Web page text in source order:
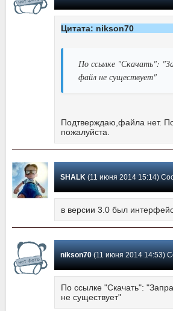
Цитата: nikson70
По ссылке "Скачать":
файл не существует"
Подтверждаю,файла нет.
пожалуйста.
SHALK(11 июня 2014 15:14) Сообщение
в версии 3.0 был
nikson70(11 июня 2014 14:53)
По ссылке "Скачать":
не существует"